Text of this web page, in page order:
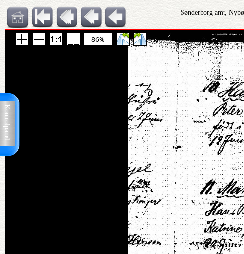
Kontrolpanel
Sønderborg amt,
86%